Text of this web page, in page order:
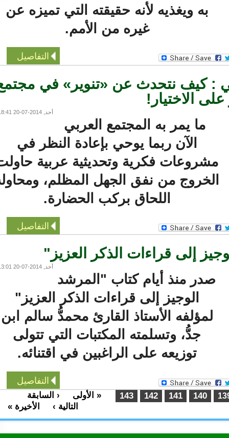
به ويغذيه لأنه حقيقته التي تميزه عن
غيره من الأمم.
التفاصيل
كيف نتحدث عن «تنوير» في مجتمع
الاختيار!
ما يمر به المجتمع العربي
الآن ربما يوحي بإعادة النظر في
مشروعات فكرية وتحديثية عربية حاولت
من نفق الجهل المظلم، ومحاولة
اللحاق بركب الحضارة.
التفاصيل
إلى قراءات الذكر العزيز"
صدر منذ أيام كتاب "المرشد
الوجيز إلى قراءات الذكر العزيز"
لمؤلفه الأستاذ القارئ محمدُّ سالم ابن
جدُّ، وتسلمته المكتبات التي تتولى
توزيعه على الراغبين في اقتنائه.
التفاصيل
« الأولى ‹ السابقة 140
141
142
143
التالية › الأخيرة »